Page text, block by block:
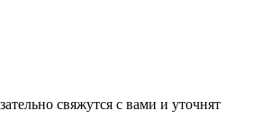
свяжутся с вами и уточнят